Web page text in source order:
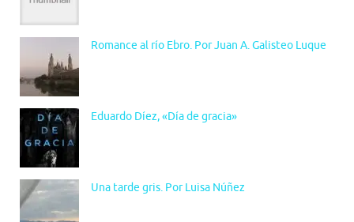
Romance al río Ebro. Por Juan A. Galisteo Luque
Eduardo Díez, «Día de gracia»
Una tarde gris. Por Luisa Núñez